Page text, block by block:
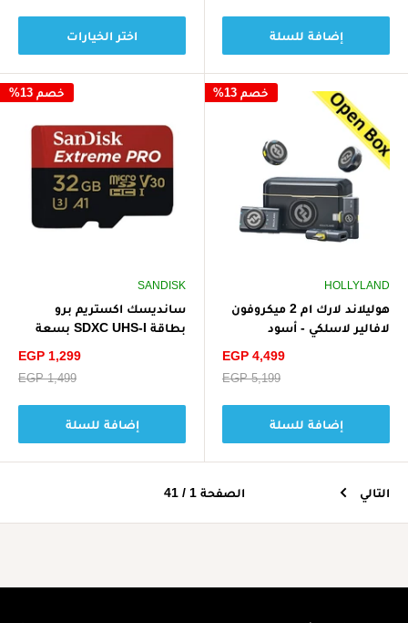
إضافة للسلة اختر الخيارات
خصم 13%
HOLLYLAND
هوليلاند لارك ام 2 ميكروفون
لافالير لاسلكي - أسود
سعر
EGP 4,499
سعر
EGP 5,199
إضافة للسلة
خصم 13%
SANDISK
سانديسك اكستريم برو
بطاقة SDXC UHS-I بسعة
سعر
EGP 1,299
سعر
EGP 1,499
إضافة للسلة
الصفحة 1 / 41 التالي